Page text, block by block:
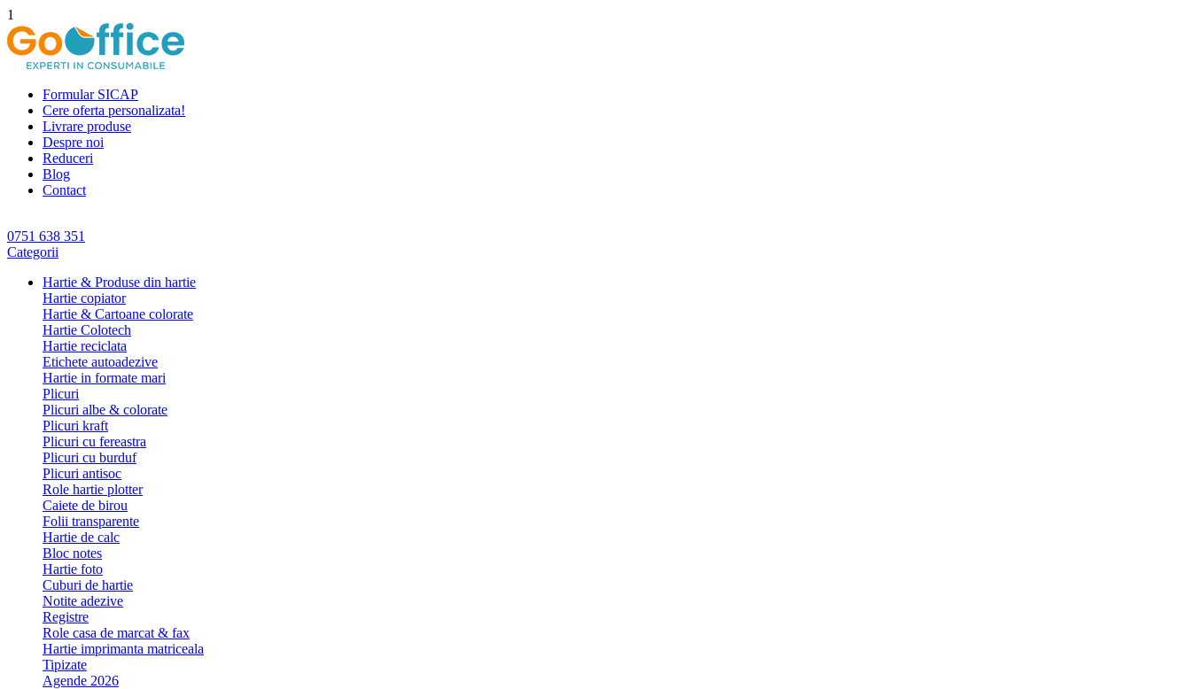
1
Formular SICAP
Cere oferta personalizata!
Livrare produse
Despre noi
Reduceri
Blog
Contact
0751 638 351
Categorii
Hartie & Produse din hartie
Hartie copiator
Hartie & Cartoane colorate
Hartie Colotech
Hartie reciclata
Etichete autoadezive
Hartie in formate mari
Plicuri
Plicuri albe & colorate
Plicuri kraft
Plicuri cu fereastra
Plicuri cu burduf
Plicuri antisoc
Role hartie plotter
Caiete de birou
Folii transparente
Hartie de calc
Bloc notes
Hartie foto
Cuburi de hartie
Notite adezive
Registre
Role casa de marcat & fax
Hartie imprimanta matriceala
Tipizate
Agende 2026